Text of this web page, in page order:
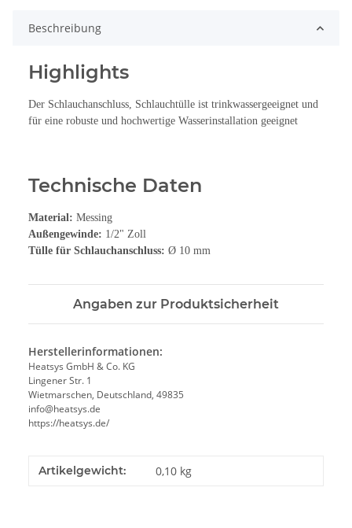
Beschreibung
Highlights
Der Schlauchanschluss, Schlauchtülle ist trinkwassergeeignet und
für eine robuste und hochwertige Wasserinstallation geeignet
Technische Daten
Material: Messing
Außengewinde: 1/2" Zoll
Tülle für Schlauchanschluss: Ø 10 mm
Angaben zur Produktsicherheit
Herstellerinformationen:
Heatsys GmbH & Co. KG
Lingener Str. 1
Wietmarschen, Deutschland, 49835
info@heatsys.de
https://heatsys.de/
Artikelgewicht: 0,10 kg